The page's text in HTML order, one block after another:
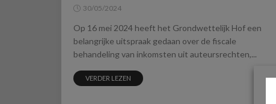
30/05/2024
Op 16 mei 2024 heeft het Grondwettelijk Hof een
belangrijke uitspraak gedaan over de fiscale
behandeling van inkomsten uit auteursrechten,...
VERDER LEZEN